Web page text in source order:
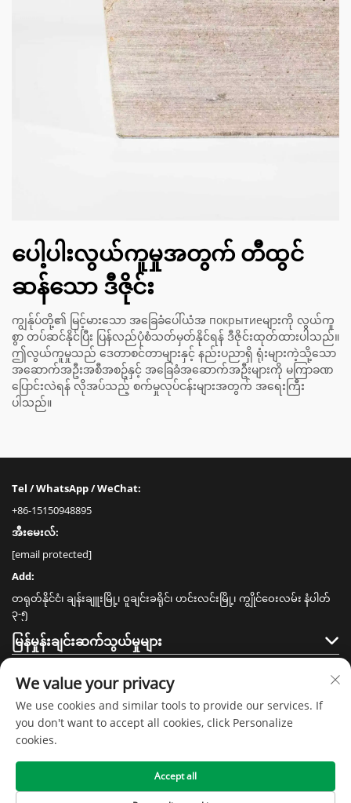
ပေါ့ပါးလွယ်ကူမှုအတွက် တီထွင်
ဆန်သော ဒီဇိုင်း
ကျွန်ုပ်တို့၏ မြင့်မားသော အခြေခံပေါ်ယံအ покрытиеများကို လွယ်ကူ
စွာ တပ်ဆင်နိုင်ပြီး ပြန်လည်ပုံစံသတ်မှတ်နိုင်ရန် ဒီဇိုင်းထုတ်ထားပါသည်။
ဤလွယ်ကူမှုသည် ဒေတာစင်တာများနှင့် နည်းပညာရှိ ရုံးများကဲ့သို့သော
အဆောက်အဦးအစီအစဥ်နှင့် အခြေခံအဆောက်အဦးများကို မကြာခဏ
ပြောင်းလဲရန် လိုအပ်သည့် စက်မှုလုပ်ငန်းများအတွက် အရေးကြီး
ပါသည်။
Tel / WhatsApp / WeChat:
+86-15150948895
အီးမေးလ်:
[email protected]
Add:
တရုတ်နိုင်ငံ၊ ချန်းချူးမြို့၊ ဝူချင်းခရိုင်၊ ဟင်းလင်းမြို့၊ ကျွိုင်ဝေးလမ်း နံပါတ်
၃-၅
မြန်မှုန်းချင်းဆက်သွယ်မှုများ
ထုတ်ကုန်များ
မူရင်းပိုင်ခွင့် © ၂၀၂၀ ခုနှစ်၊ ကျန်းဆူ စင်မေ အိမ်သုံးပစ္စည်းနည်းပညာ ကုမ္ပဏီလီမိ
တက် -လုံခြုံရေးမူဝါဒ
We value your privacy
We use cookies and similar tools to provide our services. If
you don't want to accept all cookies, click Personalize
cookies.
Accept all